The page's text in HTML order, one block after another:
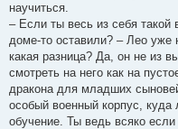
научиться.
– Если ты весь из себя такой
доме-то оставили? – Лео уже
какая разница? Да, он не из
смотреть на него как на
дракона для младших
особый военный корпус,
обучение. Ты ведь всяко